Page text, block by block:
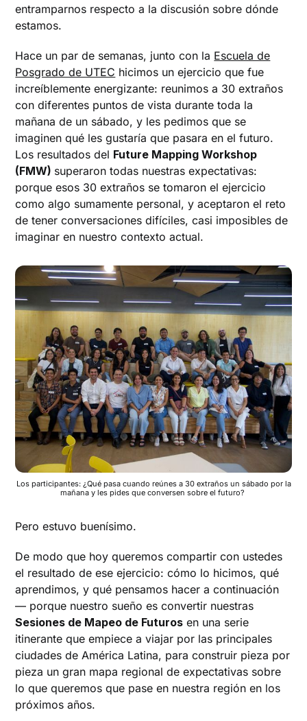
entramparnos respecto a la discusión sobre dónde
estamos.
Hace un par de semanas, junto con la Escuela de
Posgrado de UTEC hicimos un ejercicio que fue
increíblemente energizante: reunimos a 30 extraños
con diferentes puntos de vista durante toda la
mañana de un sábado, y les pedimos que se
imaginen qué les gustaría que pasara en el futuro.
Los resultados del Future Mapping Workshop
(FMW) superaron todas nuestras expectativas:
porque esos 30 extraños se tomaron el ejercicio
como algo sumamente personal, y aceptaron el reto
de tener conversaciones difíciles, casi imposibles de
imaginar en nuestro contexto actual.
Los participantes: ¿Qué pasa cuando reúnes a 30 extraños un sábado por la
mañana y les pides que conversen sobre el futuro?
Pero estuvo buenísimo.
De modo que hoy queremos compartir con ustedes
el resultado de ese ejercicio: cómo lo hicimos, qué
aprendimos, y qué pensamos hacer a continuación
— porque nuestro sueño es convertir nuestras
Sesiones de Mapeo de Futuros en una serie
itinerante que empiece a viajar por las principales
ciudades de América Latina, para construir pieza por
pieza un gran mapa regional de expectativas sobre
lo que queremos que pase en nuestra región en los
próximos años.